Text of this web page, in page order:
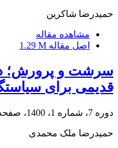
حمیدرضا شاکرین
مشاهده مقاله
اصل مقاله 1.29 M
سرشت و پرورش؛
قدیمی برای
دوره 7، شماره 1، 1400، صفحه
حمیدرضا ملک محمدی